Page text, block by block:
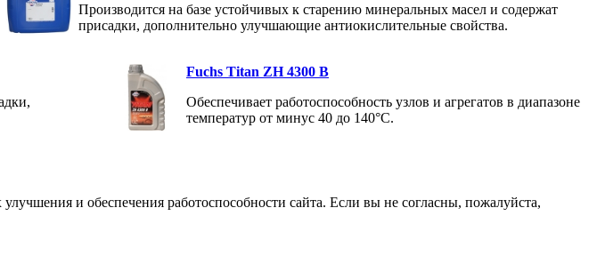
Производится на базе устойчивых к старению минеральных масел и содержат
присадки, дополнительно улучшающие антиокислительные свойства.
Fuchs Titan ZH 4300 B
Обеспечивает работоспособность узлов и агрегатов в диапазоне
температур от минус 40 до 140°C.
и обеспечения работоспособности сайта. Если вы не согласны, пожалуйста,